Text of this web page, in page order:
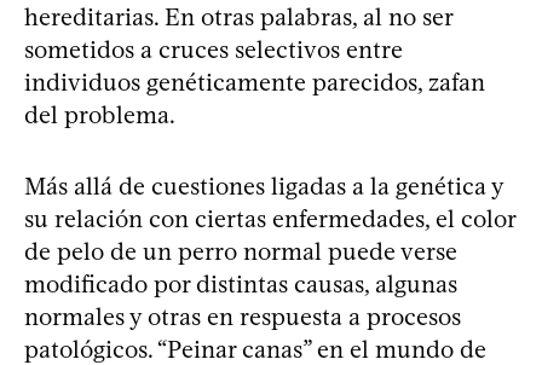
hereditarias. En otras palabras, al no ser
sometidos a cruces selectivos entre
individuos genéticamente parecidos, zafan
del problema.
Más allá de cuestiones ligadas a la genética y
su relación con ciertas enfermedades, el color
de pelo de un perro normal puede verse
modificado por distintas causas, algunas
normales y otras en respuesta a procesos
patológicos. “Peinar canas” en el mundo de